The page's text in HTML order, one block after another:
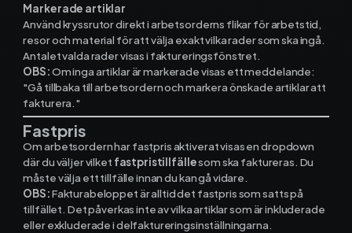
Mån - Fre 8:00 - 16:00
E-post:info@mowin.se
Kundservice
Ladda ner vår app
Markerade artiklar
Använd kryssrutor direkt i arbetsorderns flikar för arbetstid,
resor och material för att välja exakt vilka rader som ska ingå.
Antalet valda rader visas i faktureringsfönstret.
OBS:Om inga artiklar är markerade visas ett meddelande:
"Gå tillbaka till arbetsordern och markera önskade artiklar att
fakturera."
Fastpris
Om arbetsordern har fastpris aktiverat visas en dropdown
där du väljer vilket fastpristillfällesom ska faktureras. Du
måste välja ett tillfälle innan du kan gå vidare.
OBS:Fakturabeloppet är alltid det fastpris som satts på
tillfället. Det påverkas inte av vilka artiklar som är inkluderade
eller exkluderade i delfaktureringsinställningarna.